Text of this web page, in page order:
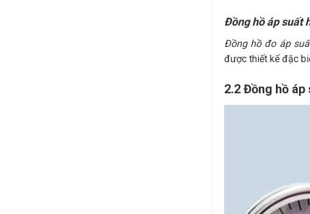
Đồng hồ áp suất
Đồng hồ đo áp
được thiết kế đặc
2.2 Đồng hồ